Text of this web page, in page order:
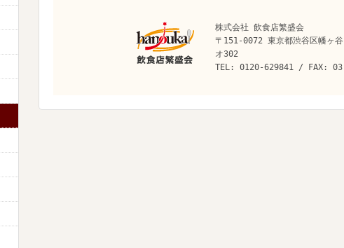
株式会社 飲食店繁盛会
〒151-0072 東京都渋谷区幡ヶ
オ302
TEL: 0120-629841 / FAX: